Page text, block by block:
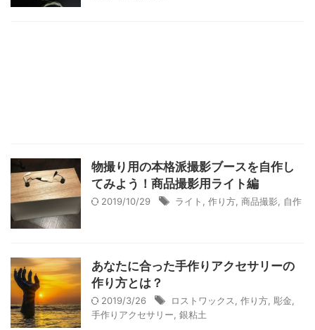
物撮り用の本格派撮影ブースを自作し
てみよう！商品撮影用ライト編
2019/10/29 ライト 作り方 商品撮影 自作
あなたに合った手作りアクセサリーの
作り方とは？
2019/3/26 ロストワックス 作り方 彫金
手作りアクセサリー 銀粘土